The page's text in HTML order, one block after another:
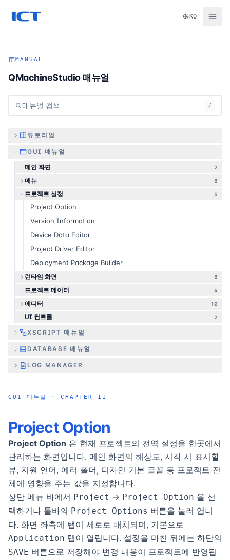
KO
MANUAL
QMachineStudio 매뉴얼
매뉴얼 검색 /
튜토리얼
GUI 매뉴얼
메인 화면
2
메뉴 8
프로젝트 설정 5
Project Option
Version Information
Device Data Editor
Project Driver Editor
Deployment Package Builder
런타임 화면 8
프로젝트 데이터 4
에디터 10
UI 컨트롤 2
XSCRIPT 매뉴얼
DATABASE 매뉴얼
LOG MANAGER
GUI 매뉴얼 · CHAPTER 11
Project Option
Project Option 은 현재 프로젝트의 전역 설정을 한곳에서
관리하는 화면입니다. 메인 화면의 해상도, 시작 시 표시할
뷰, 지원 언어, 에러 폴더, 디자인 기본 글꼴 등 프로젝트 전
체에 영향을 주는 값을 지정합니다.
상단 메뉴 바에서 Project → Project Option 을 선
택하거나 툴바의 Project Options 버튼을 눌러 엽니
다. 화면 좌측에 탭이 세로로 배치되며, 기본으로
Application 탭이 열립니다. 설정을 마친 뒤에는 하단의
SAVE 버튼으로 저장해야 변경 내용이 프로젝트에 반영됩